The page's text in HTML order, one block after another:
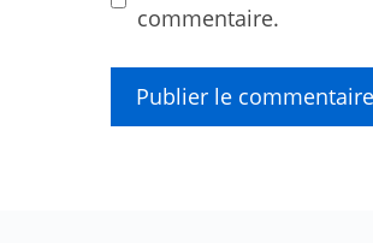
commentaire.